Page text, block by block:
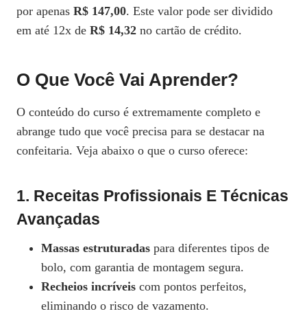
por apenas R$ 147,00. Este valor pode ser dividido
em até 12x de R$ 14,32 no cartão de crédito.
O Que Você Vai Aprender?
O conteúdo do curso é extremamente completo e
abrange tudo que você precisa para se destacar na
confeitaria. Veja abaixo o que o curso oferece:
1. Receitas Profissionais E Técnicas
Avançadas
Massas estruturadas para diferentes tipos de
bolo, com garantia de montagem segura.
Recheios incríveis com pontos perfeitos,
eliminando o risco de vazamento.